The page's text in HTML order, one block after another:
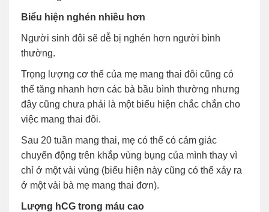
Biểu hiện nghén nhiều hơn
Người sinh đôi sẽ dễ bị nghén hơn người bình
thường.
Trọng lượng cơ thể của mẹ mang thai đôi cũng có
thể tăng nhanh hơn các bà bầu bình thường nhưng
đây cũng chưa phải là một biểu hiện chắc chắn cho
việc mang thai đôi.
Sau 20 tuần mang thai, mẹ có thể có cảm giác
chuyển động trên khắp vùng bụng của mình thay vì
chỉ ở một vài vùng (biểu hiện này cũng có thể xảy ra
ở một vài bà mẹ mang thai đơn).
Lượng hCG trong máu cao